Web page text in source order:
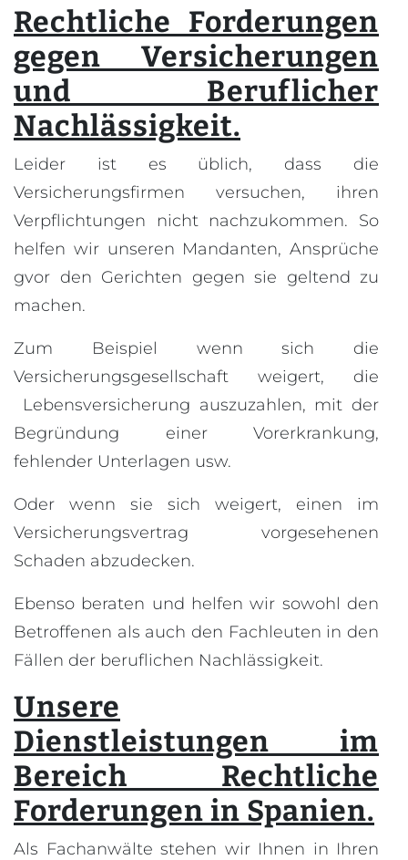
Rechtliche Forderungen
gegen Versicherungen
und Beruflicher
Nachlässigkeit.
Leider ist es üblich, dass die
Versicherungsfirmen versuchen, ihren
Verpflichtungen nicht nachzukommen. So
helfen wir unseren Mandanten, Ansprüche
gvor den Gerichten gegen sie geltend zu
machen.
Zum Beispiel wenn sich die
Versicherungsgesellschaft weigert, die
Lebensversicherung auszuzahlen, mit der
Begründung einer Vorerkrankung,
fehlender Unterlagen usw.
Oder wenn sie sich weigert, einen im
Versicherungsvertrag vorgesehenen
Schaden abzudecken.
Ebenso beraten und helfen wir sowohl den
Betroffenen als auch den Fachleuten in den
Fällen der beruflichen Nachlässigkeit.
Unsere
Dienstleistungen im
Bereich Rechtliche
Forderungen in Spanien.
Als Fachanwälte stehen wir Ihnen in Ihren